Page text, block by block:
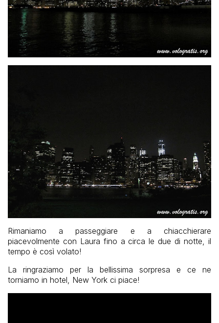
Rimaniamo a passeggiare e a chiacchierare
piacevolmente con Laura fino a circa le due di notte, il
tempo è così volato!
La ringraziamo per la bellissima sorpresa e ce ne
torniamo in hotel, New York ci piace!